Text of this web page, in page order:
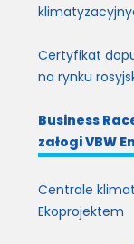
Certyfikat
na rynku
Business
załogi VBW
Centrale
Ekoprojektem